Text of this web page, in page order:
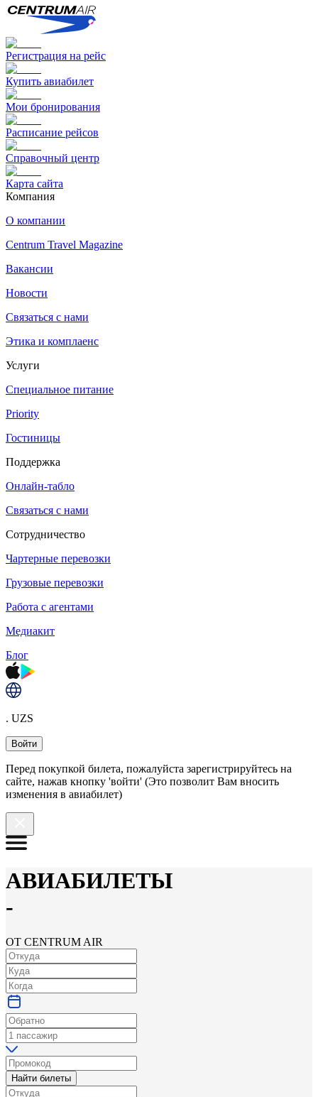
Регистрация на рейс
Купить авиабилет
Мои бронирования
Расписание рейсов
Справочный центр
Карта сайта
Компания
О компании
Centrum Travel Magazine
Вакансии
Новости
Связаться с нами
Этика и комплаенс
Услуги
Специальное питание
Priority
Гостиницы
Поддержка
Онлайн-табло
Связаться с нами
Сотрудничество
Чартерные перевозки
Грузовые перевозки
Работа с агентами
Медиакит
Блог
. UZS
Войти
Перед покупкой билета, пожалуйста зарегистрируйтесь на
сайте, нажав кнопку 'войти' (Это позволит Вам вносить
изменения в авиабилет)
АВИАБИЛЕТЫ
-
ОТ CENTRUM AIR
Найти билеты